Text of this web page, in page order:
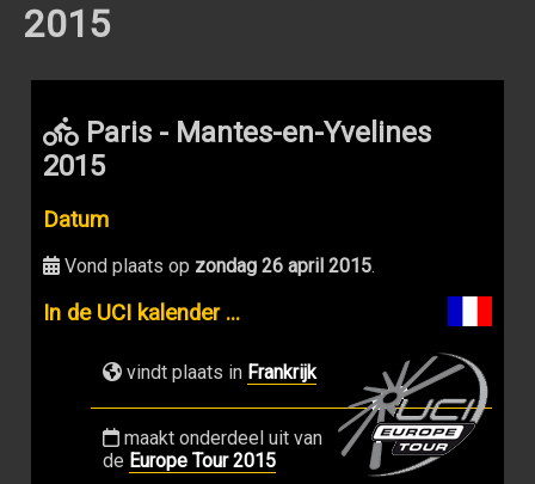
2015
Paris - Mantes-en-Yvelines
2015
Datum
Vond plaats op zondag 26 april 2015.
In de UCI kalender ...
vindt plaats in Frankrijk
maakt onderdeel uit van
de Europe Tour 2015